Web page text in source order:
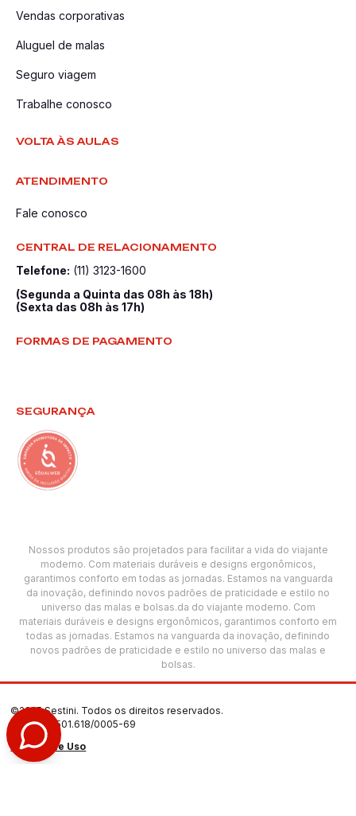
Vendas corporativas
Aluguel de malas
Seguro viagem
Trabalhe conosco
VOLTA ÀS AULAS
ATENDIMENTO
Fale conosco
CENTRAL DE RELACIONAMENTO
Telefone: (11) 3123-1600
(Segunda a Quinta das 08h às 18h)
(Sexta das 08h às 17h)
FORMAS DE PAGAMENTO
SEGURANÇA
Nossos produtos são projetados para facilitar a vida do viajante
moderno. Com materiais duráveis e designs ergonômicos,
garantimos conforto em todas as jornadas. Estamos na vanguarda
da inovação, definindo novos padrões de praticidade e estilo no
universo das malas e bolsas.da do viajante moderno. Com
materiais duráveis e designs ergonômicos, garantimos conforto em
todas as jornadas. Estamos na vanguarda da inovação, definindo
novos padrões de praticidade e estilo no universo das malas e
bolsas.
©2025 Sestini. Todos os direitos reservados.
CNPJ: 00.501.618/0005-69
Termos de Uso